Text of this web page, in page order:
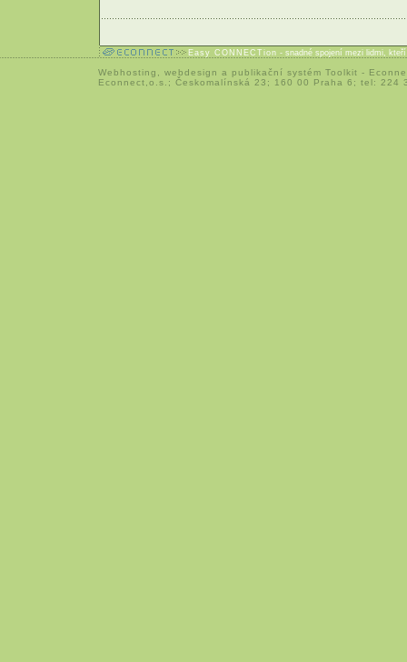
Easy CONNECTion - snadné spojení mezi lidmi,
Webhosting webdesign a publikační systém Toolkit -
Econnect,o.s.; Českomalínská 23; 160 00 Praha 6; tel: 224